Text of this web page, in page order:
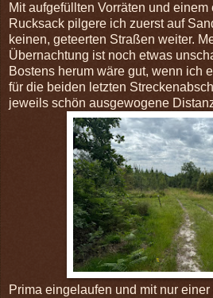
Mit aufgefüllten Vorräten und
Rucksack pilgere ich zuerst auf
keinen, geteerten Straßen weiter.
Übernachtung ist noch etwas
Bostens herum wäre gut, wenn ich
für die beiden letzten
jeweils schön ausgewogene
Prima eingelaufen und mit nur